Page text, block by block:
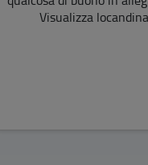
Visualizza locandina